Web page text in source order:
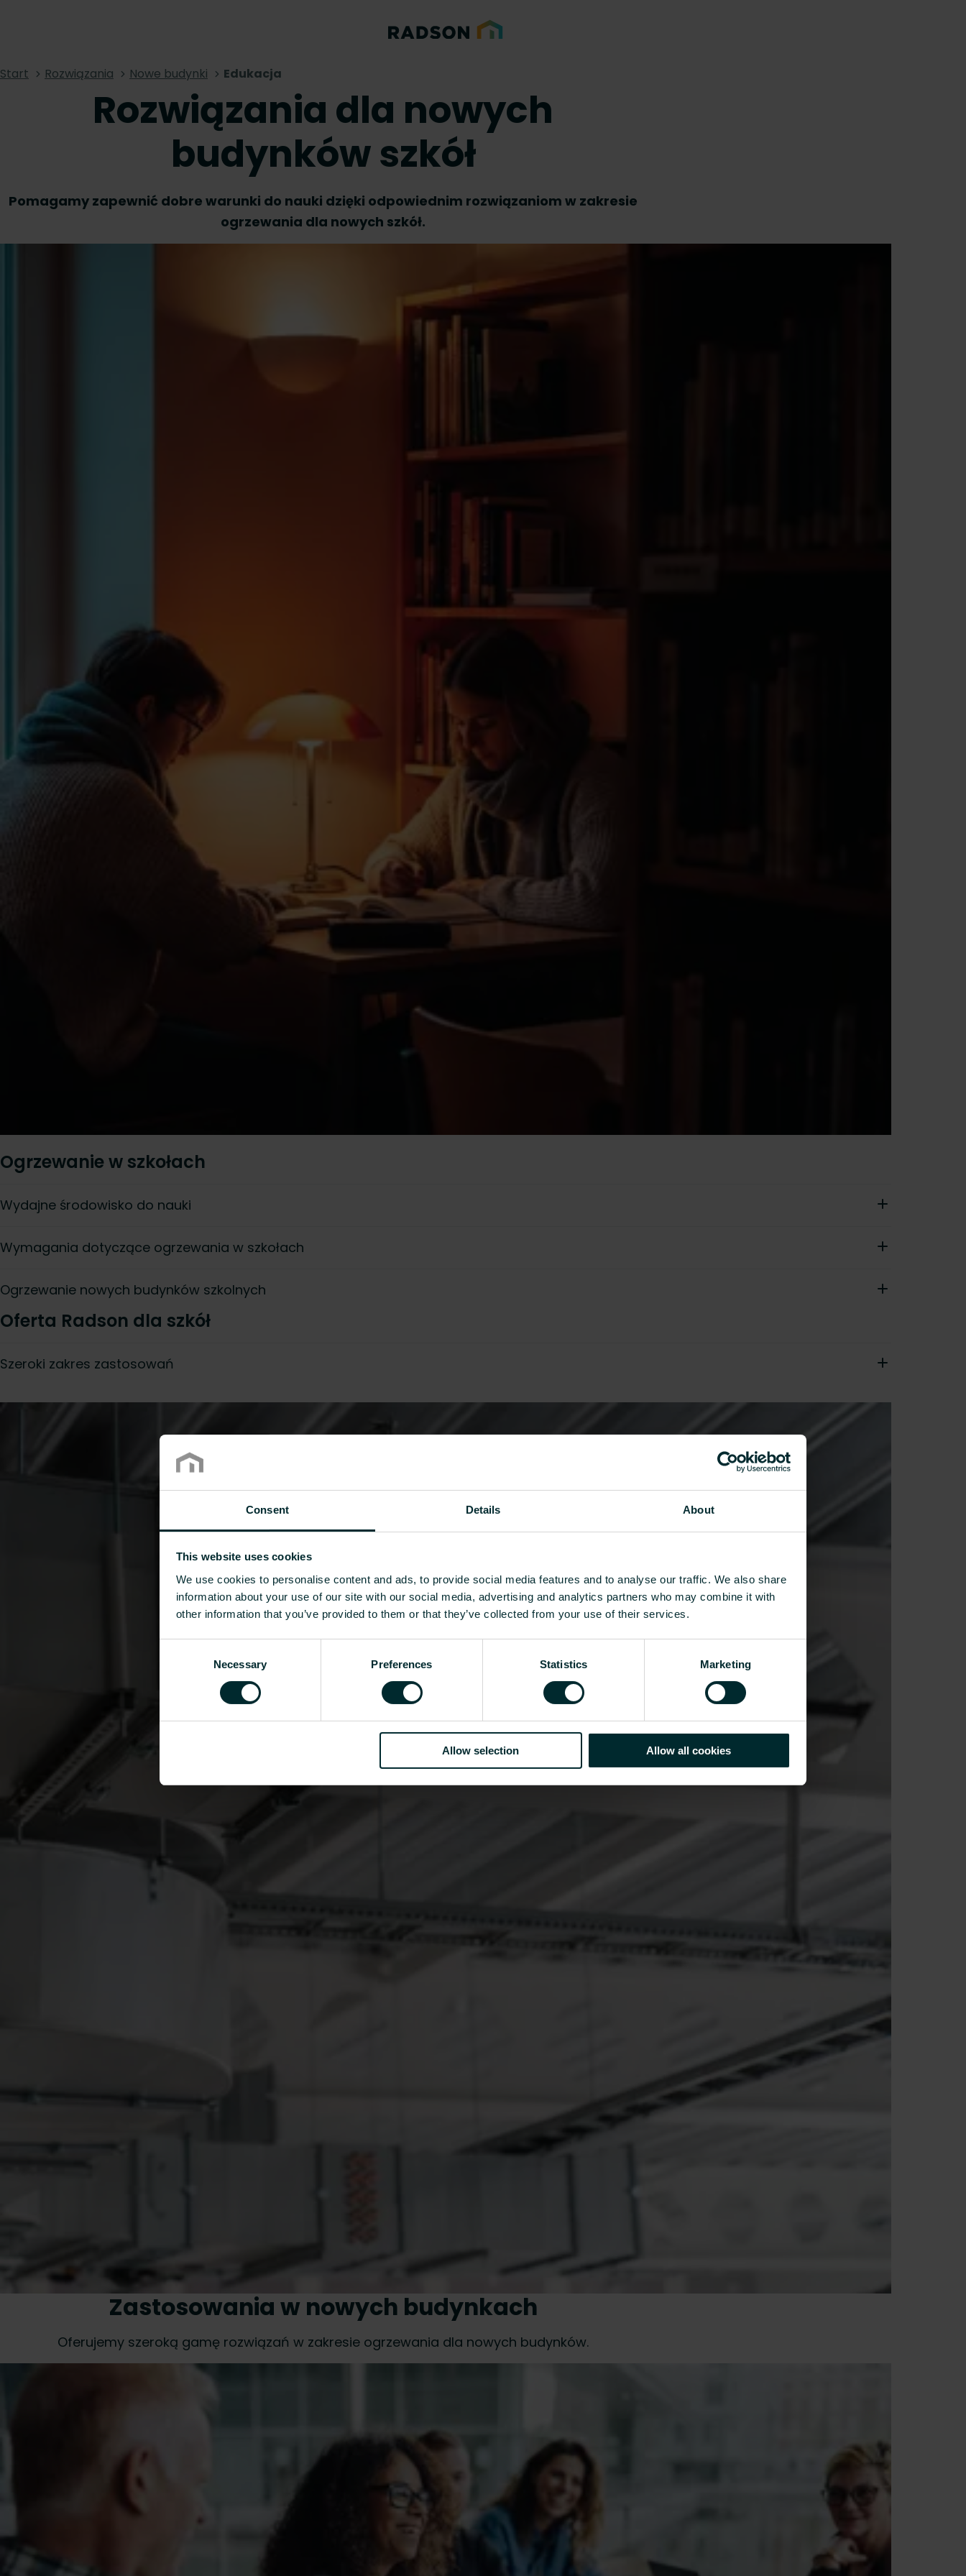
Consent Details About
This website uses cookies
We use cookies to personalise content and ads, to provide social media features and to analyse our traffic. We also share
information about your use of our site with our social media, advertising and analytics partners who may combine it with
other information that you’ve provided to them or that they’ve collected from your use of their services.
Necessary Preferences Statistics Marketing
Allow selection Allow all cookies
Start Rozwiązania Nowe budynki Edukacja
Rozwiązania dla nowych
budynków szkół
Pomagamy zapewnić dobre warunki do nauki dzięki odpowiednim rozwiązaniom w zakresie
ogrzewania dla nowych szkół.
Ogrzewanie w szkołach
Wydajne środowisko do nauki
Wymagania dotyczące ogrzewania w szkołach
Ogrzewanie nowych budynków szkolnych
Oferta Radson dla szkół
Szeroki zakres zastosowań
Zastosowania w nowych budynkach
Oferujemy szeroką gamę rozwiązań w zakresie ogrzewania dla nowych budynków.